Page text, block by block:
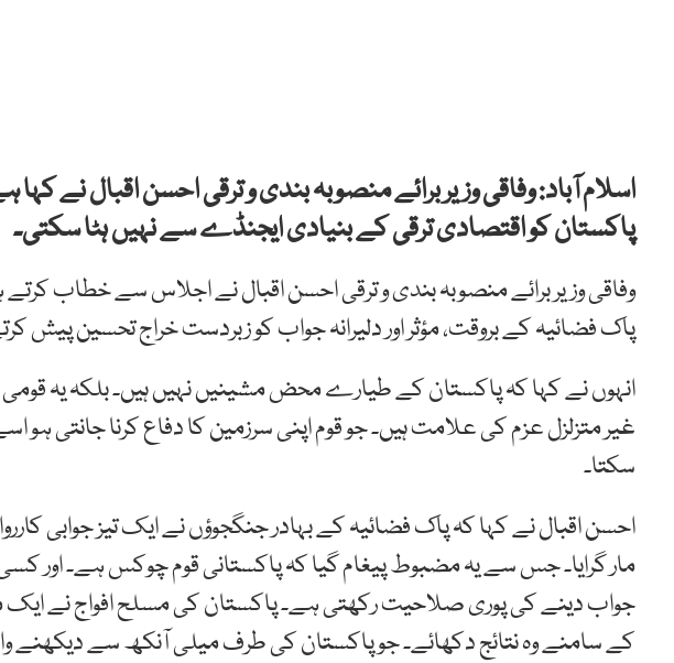
اسلام آباد: وفاقی وزیر برائے منصوبہ بندی و ترقی احسن اقبال نے
پاکستان کو اقتصادی ترقی کے بنیادی ایجنڈے سے نہیں ہٹا سکتی۔
وفاقی وزیر برائے منصوبہ بندی و ترقی احسن اقبال نے اجلاس سے خطاب
پاک فضائیہ کے بروقت، مؤثر اور دلیرانہ جواب کو زبردست خراج تحسین پیش
انہوں نے کہا کہ پاکستان کے طیارے محض مشینیں نہیں ہیں۔ بلکہ یہ قومی
غیر متزلزل عزم کی علامت ہیں۔ جو قوم اپنی سرزمین کا دفاع کرنا
سکتا۔
احسن اقبال نے کہا کہ پاک فضائیہ کے بہادر جنگجوؤں نے ایک تیز جوابی
مار گرایا۔ جس سے یہ مضبوط پیغام گیا کہ پاکستانی قوم چوکس ہے۔ اور
جواب دینے کی پوری صلاحیت رکھتی ہے۔ پاکستان کی مسلح افواج نے ایک
کے سامنے وہ نتائج دکھائے۔ جو پاکستان کی طرف میلی آنکھ سے دیکھنے